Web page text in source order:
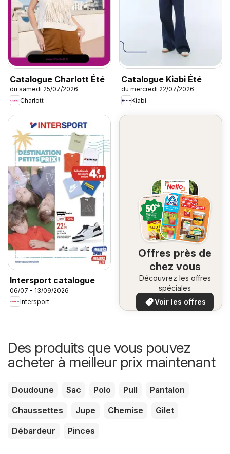
Catalogue Charlott Été
du samedi 25/07/2026
Charlott
Catalogue Kiabi Été
du mercredi 22/07/2026
Kiabi
Intersport catalogue
06/07 - 13/09/2026
Intersport
Offres près de
chez vous
Découvrez les offres
spéciales
Voir les offres
Des produits que vous pouvez
acheter à meilleur prix maintenant
Doudoune Sac Polo Pull
Pantalon
Chaussettes
Jupe Chemise
Gilet
Débardeur
Pinces